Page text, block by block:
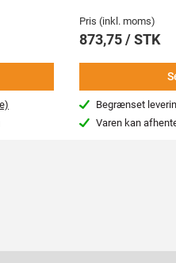
Pris (inkl. moms)
873,75 / STK
Begrænset
Varen kan